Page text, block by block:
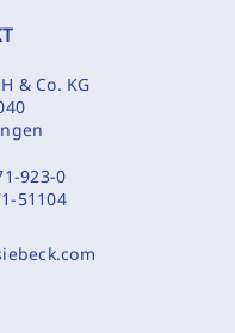
& Co. KG
923-0
51104